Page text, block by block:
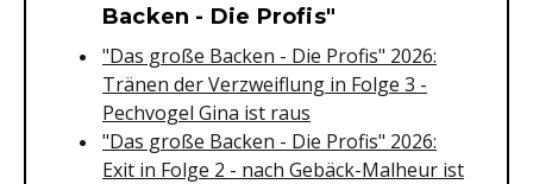
Backen - Die Profis"
"Das große Backen - Die Profis" 2026:
Tränen der Verzweiflung in Folge 3 -
Pechvogel Gina ist raus
"Das große Backen - Die Profis" 2026:
Exit in Folge 2 - nach Gebäck-Malheur ist